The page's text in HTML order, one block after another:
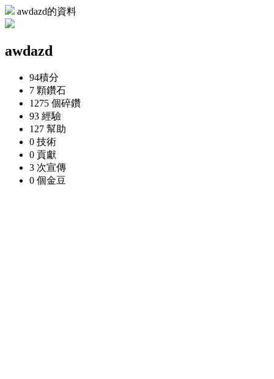
awdazd的資料
awdazd
94積分
7 顆鑽石
1275 個碎鑽
93 經驗
127 幫助
0 技術
0 貢獻
3 次宣傳
0 個金豆